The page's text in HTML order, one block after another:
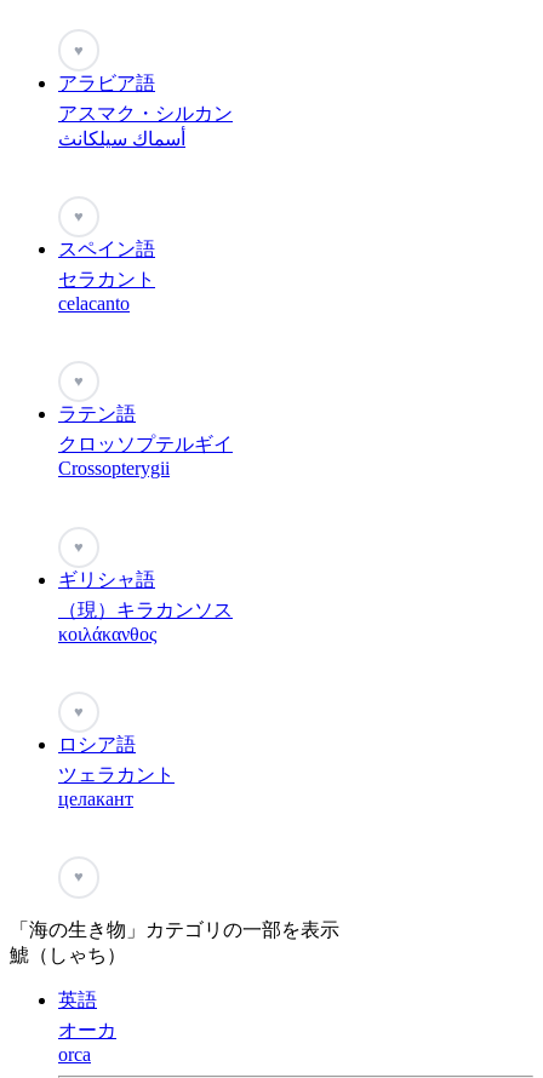
♥
アラビア語
アスマク・シルカン
أسماك سيلكانث
♥
スペイン語
セラカント
celacanto
♥
ラテン語
クロッソプテルギイ
Crossopterygii
♥
ギリシャ語
（現）キラカンソス
κοιλάκανθος
♥
ロシア語
ツェラカント
целакант
♥
「海の生き物」カテゴリの一部を表示
鯱（しゃち）
英語
オーカ
orca